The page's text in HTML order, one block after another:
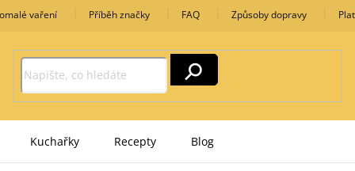
vaření Příběh značky FAQ Způsoby dopravy
Kuchařky Recepty Blog